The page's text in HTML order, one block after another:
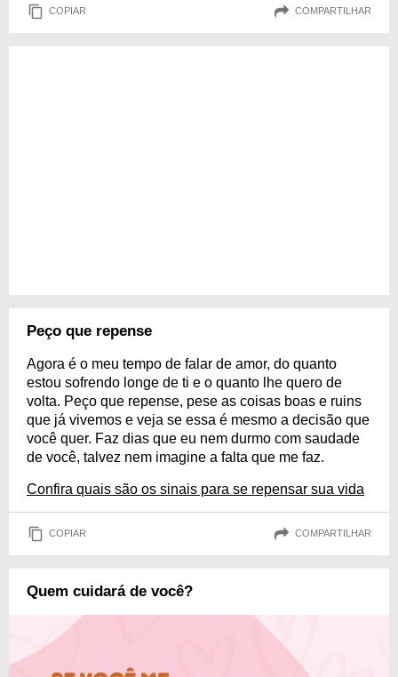
COPIAR COMPARTILHAR
Peço que repense
Agora é o meu tempo de falar de amor, do quanto
estou sofrendo longe de ti e o quanto lhe quero de
volta. Peço que repense, pese as coisas boas e ruins
que já vivemos e veja se essa é mesmo a decisão que
você quer. Faz dias que eu nem durmo com saudade
de você, talvez nem imagine a falta que me faz.
Confira quais são os sinais para se repensar sua vida
COPIAR COMPARTILHAR
Quem cuidará de você?